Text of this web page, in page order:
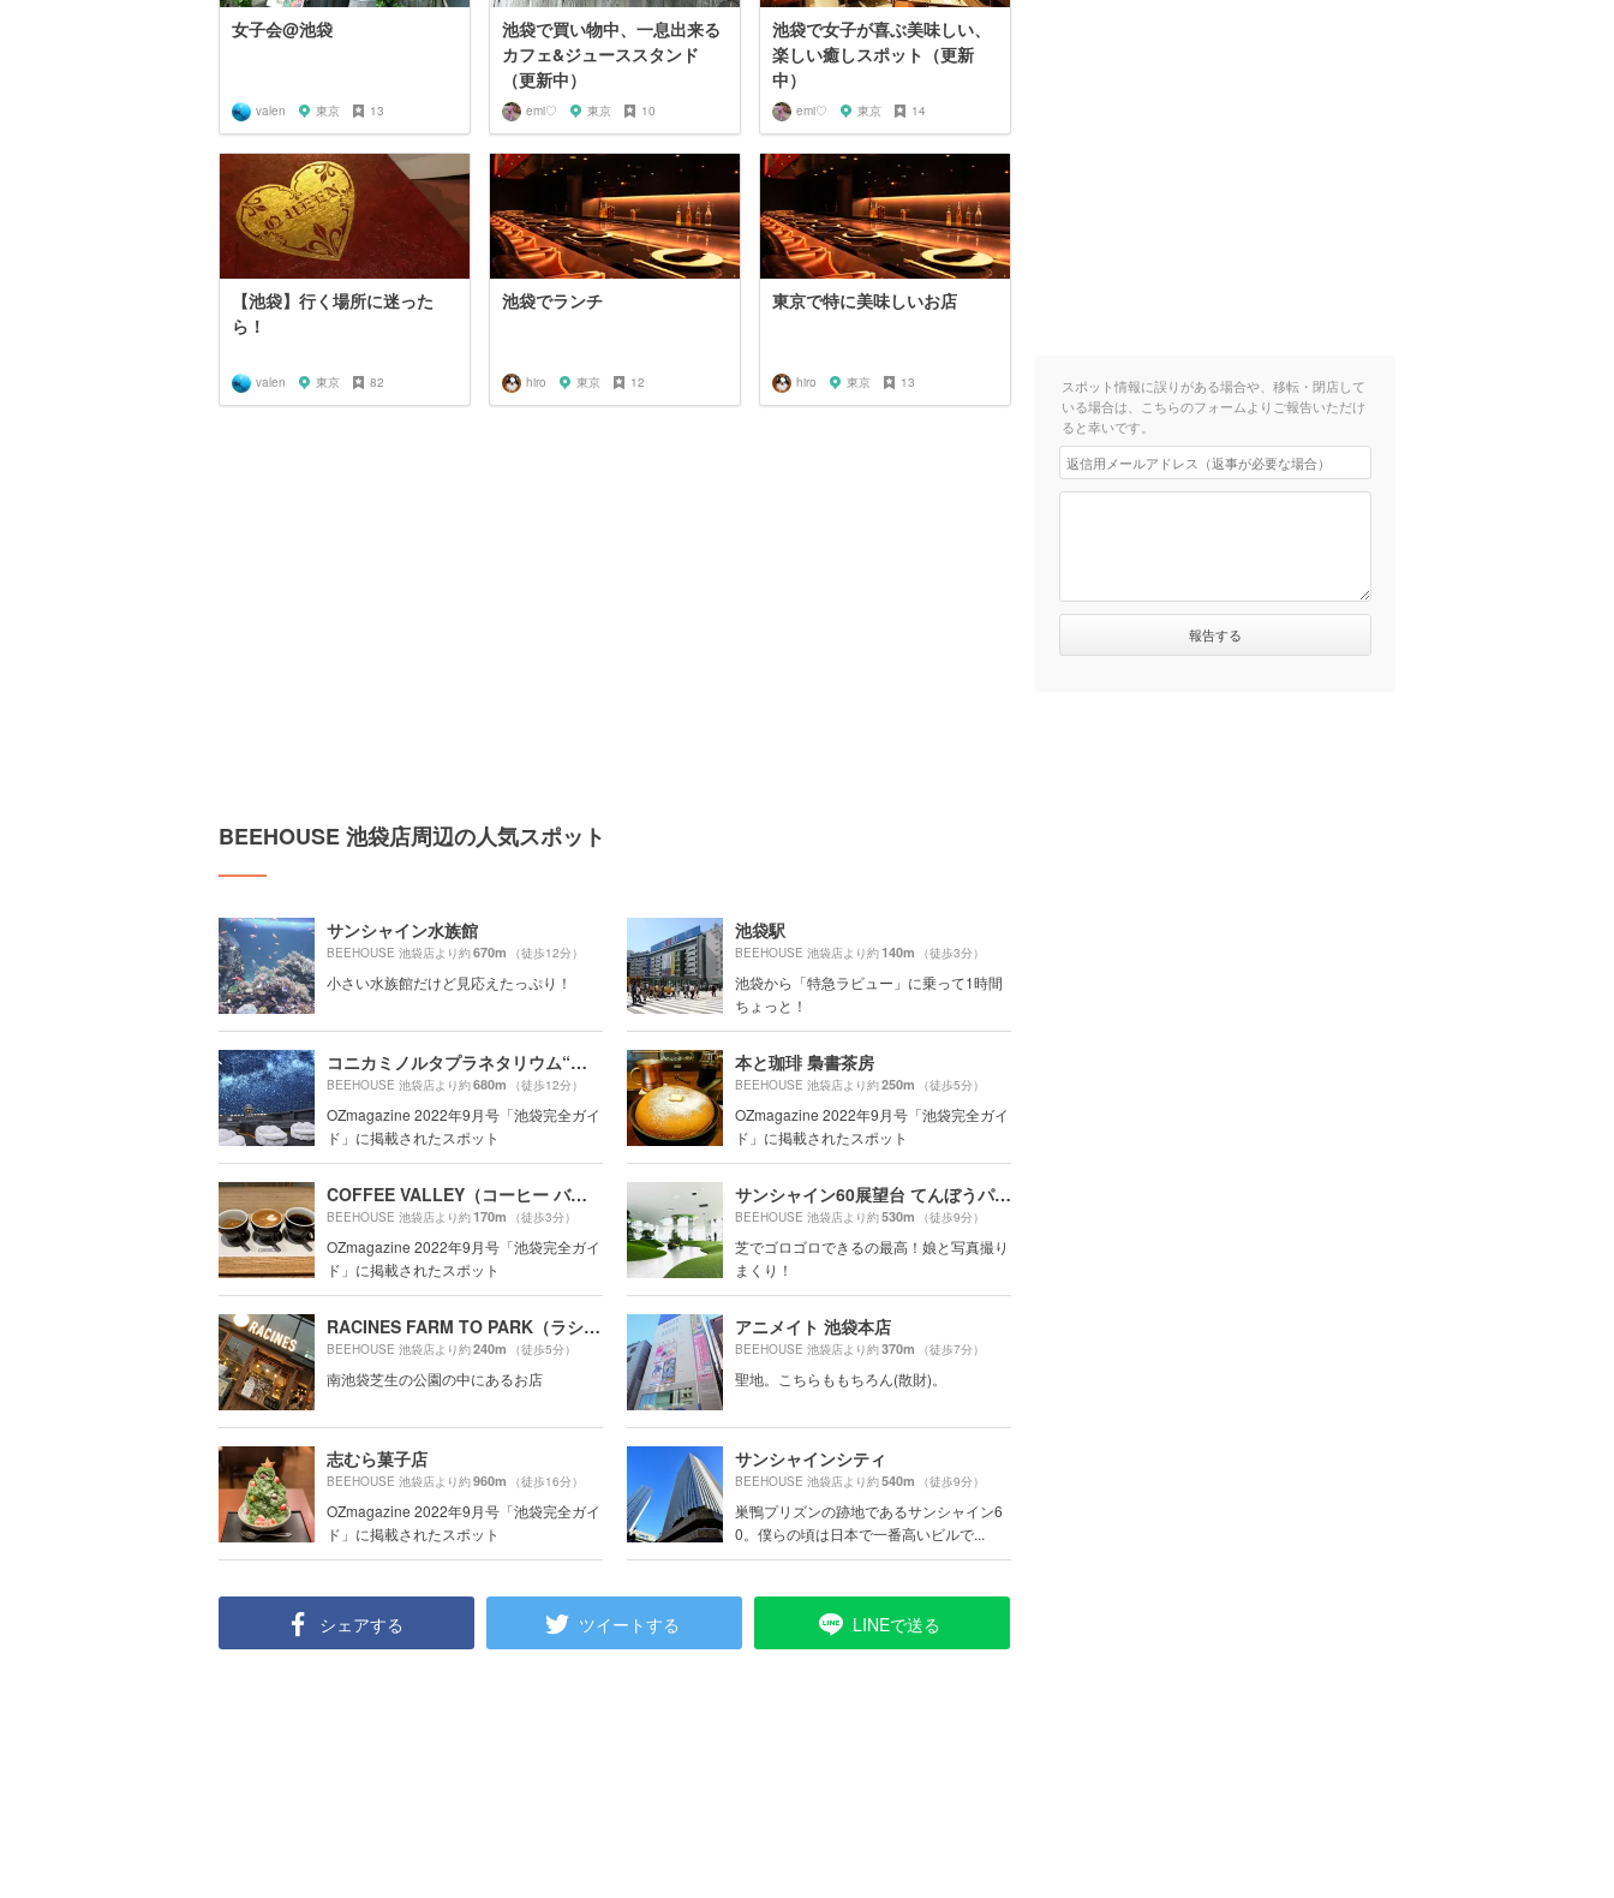
女子会@池袋
valen 東京 13
池袋で買い物中、一息出来る
カフェ&ジューススタンド
（更新中）
emi♡ 東京 10
池袋で女子が喜ぶ美味しい、
楽しい癒しスポット（更新
中）
emi♡ 東京 14
【池袋】行く場所に迷った
ら！
valen 東京 82
池袋でランチ
hiro 東京 12
東京で特に美味しいお店
hiro 東京 13
BEEHOUSE 池袋店周辺の人気スポット
サンシャイン水族館
BEEHOUSE 池袋店より約670m （徒歩12分）
小さい水族館だけど見応えたっぷり！
池袋駅
BEEHOUSE 池袋店より約140m （徒歩3分）
池袋から「特急ラビュー」に乗って1時間
ちょっと！
コニカミノルタプラネタリウム“満天”in Sunshine City
BEEHOUSE 池袋店より約680m （徒歩12分）
OZmagazine 2022年9月号「池袋完全ガイ
ド」に掲載されたスポット
本と珈琲 梟書茶房
BEEHOUSE 池袋店より約250m （徒歩5分）
OZmagazine 2022年9月号「池袋完全ガイ
ド」に掲載されたスポット
COFFEE VALLEY（コーヒー バレー）
BEEHOUSE 池袋店より約170m （徒歩3分）
OZmagazine 2022年9月号「池袋完全ガイ
ド」に掲載されたスポット
サンシャイン60展望台 てんぼうパーク（旧：SKY CIRCUS サンシャイン60展望台）
BEEHOUSE 池袋店より約530m （徒歩9分）
芝でゴロゴロできるの最高！娘と写真撮り
まくり！
RACINES FARM TO PARK（ラシーヌ ファーム トゥー パーク）
BEEHOUSE 池袋店より約240m （徒歩5分）
南池袋芝生の公園の中にあるお店
アニメイト 池袋本店
BEEHOUSE 池袋店より約370m （徒歩7分）
聖地。こちらももちろん(散財)。
志むら菓子店
BEEHOUSE 池袋店より約960m （徒歩16分）
OZmagazine 2022年9月号「池袋完全ガイ
ド」に掲載されたスポット
サンシャインシティ
BEEHOUSE 池袋店より約540m （徒歩9分）
巣鴨プリズンの跡地であるサンシャイン6
0。僕らの頃は日本で一番高いビルで...
シェアする ツイートする LINEで送る
スポット情報に誤りがある場合や、移転・閉店して
いる場合は、こちらのフォームよりご報告いただけ
ると幸いです。